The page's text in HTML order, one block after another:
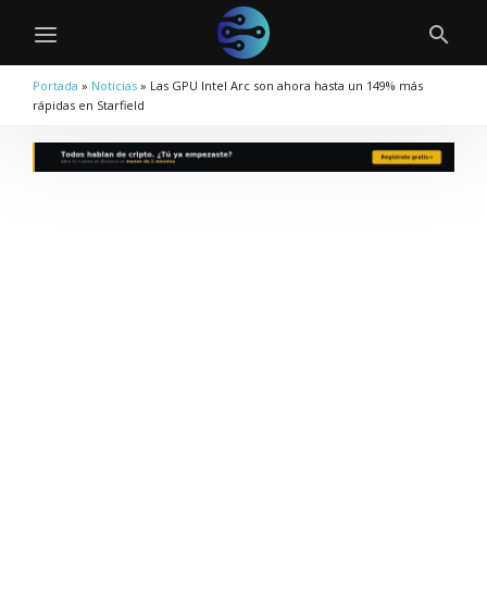
Portada » Noticias » Las GPU Intel Arc son ahora hasta un 149% más
rápidas en Starfield